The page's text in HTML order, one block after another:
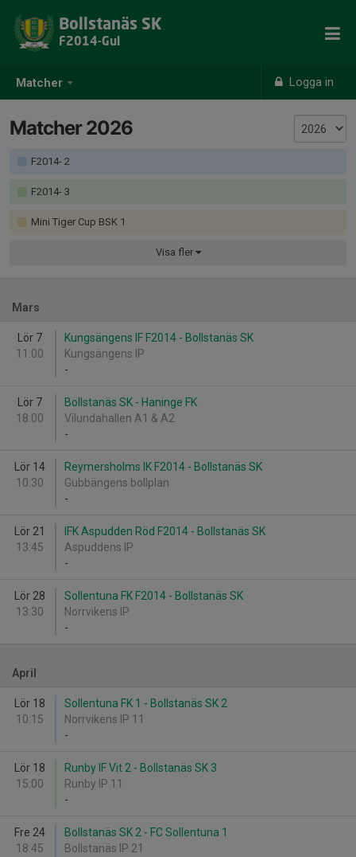
Matcher Logga in
Bollstanäs SK
F2014-Gul
Matcher 2026
F2014- 2
F2014- 3
Mini Tiger Cup BSK 1
Visa fler
Mars
Lör 7
11:00
Kungsängens IF F2014 - Bollstanäs SK
Kungsängens IP
-
Lör 7
18:00
Bollstanäs SK - Haninge FK
Vilundahallen A1 & A2
-
Lör 14
10:30
Reymersholms IK F2014 - Bollstanäs SK
Gubbängens bollplan
-
Lör 21
13:45
IFK Aspudden Röd F2014 - Bollstanäs SK
Aspuddens IP
-
Lör 28
13:30
Sollentuna FK F2014 - Bollstanäs SK
Norrvikens IP
-
April
Lör 18
10:15
Sollentuna FK 1 - Bollstanäs SK 2
Norrvikens IP 11
-
Lör 18
15:00
Runby IF Vit 2 - Bollstanäs SK 3
Runby IP 11
-
Fre 24
18:45
Bollstanäs SK 2 - FC Sollentuna 1
Bollstanäs IP 21